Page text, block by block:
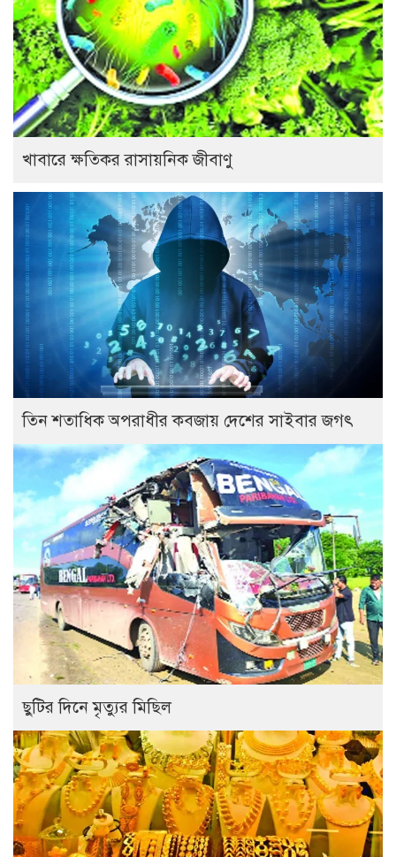
খাবারে ক্ষতিকর রাসায়নিক জীবাণু
তিন শতাধিক অপরাধীর কবজায় দেশের সাইবার জগৎ
ছুটির দিনে মৃত্যুর মিছিল